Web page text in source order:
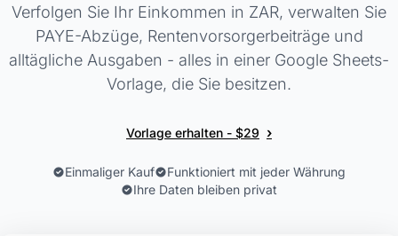
Verfolgen Sie Ihr Einkommen in ZAR, verwalten Sie
PAYE-Abzüge, Rentenvorsorgerbeiträge und
alltägliche Ausgaben - alles in einer Google Sheets-
Vorlage, die Sie besitzen.
Vorlage erhalten - $29 ›
Einmaliger Kauf
Funktioniert mit jeder Währung
Ihre Daten bleiben privat